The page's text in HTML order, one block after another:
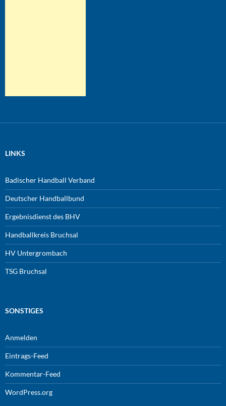
LINKS
Badischer Handball Verband
Deutscher Handballbund
Ergebnisdienst des BHV
Handballkreis Bruchsal
HV Untergrombach
TSG Bruchsal
SONSTIGES
Anmelden
Eintrags-Feed
Kommentar-Feed
WordPress.org